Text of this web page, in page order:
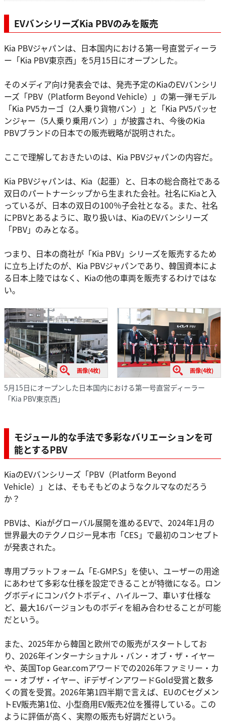
EVバンシリーズKia PBVのみを販売
Kia PBVジャパンは、日本国内における第一号直営ディーラ
ー「Kia PBV東京西」を5月15日にオープンした。
そのメディア向け発表会では、発売予定のKiaのEVバンシリ
ーズ「PBV（Platform Beyond Vehicle）」の第一弾モデル
「Kia PV5カーゴ（2人乗り貨物バン）」と「Kia PV5パッセ
ンジャー（5人乗り乗用バン）」が披露され、今後のKia
PBVブランドの日本での販売戦略が説明された。
ここで理解しておきたいのは、Kia PBVジャパンの内容だ。
Kia PBVジャパンは、Kia（起亜）と、日本の総合商社である
双日のパートナーシップから生まれた会社。社名にKiaと入
っているが、日本の双日の100％子会社となる。また、社名
にPBVとあるように、取り扱いは、KiaのEVバンシリーズ
「PBV」のみとなる。
つまり、日本の商社が「Kia PBV」シリーズを販売するため
に立ち上げたのが、Kia PBVジャパンであり、韓国資本によ
る日本上陸ではなく、Kiaの他の車両を販売するわけではな
い。
画像(4枚) 画像(4枚)
5月15日にオープンした日本国内における第一号直営ディーラー
「Kia PBV東京西」
モジュール的な手法で多彩なバリエーションを可
能とするPBV
KiaのEVバンシリーズ「PBV（Platform Beyond
Vehicle）」とは、そもそもどのようなクルマなのだろう
か？
PBVは、Kiaがグローバル展開を進めるEVで、2024年1月の
世界最大のテクノロジー見本市「CES」で最初のコンセプト
が発表された。
専用プラットフォーム「E-GMP.S」を使い、ユーザーの用途
にあわせて多彩な仕様を設定できることが特徴になる。ロン
グボディにコンパクトボディ、ハイルーフ、車いす仕様な
ど、最大16バージョンものボディを組み合わせることが可能
だという。
また、2025年から韓国と欧州での販売がスタートしてお
り、2026年インターナショナル・バン・オブ・ザ・イヤー
や、英国Top Gear.comアワードでの2026年ファミリー・カ
ー・オブザ・イヤー、iFデザインアワードGold受賞と数多
くの賞を受賞。2026年第1四半期で言えば、EUのCセグメン
トEV販売第1位、小型商用EV販売2位を獲得している。この
ように評価が高く、実際の販売も好調だという。